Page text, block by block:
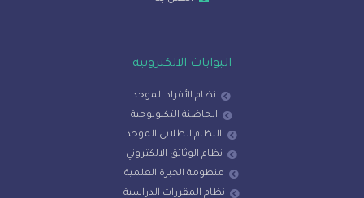
البوابات الالكترونية
نظام الأفراد الموحد
الحاضنة التكنولوجية
النظام الطلابي الموحد
نظام الوثائق الالكتروني
منظومة الخبرة العلمية
نظام المقررات الدراسية